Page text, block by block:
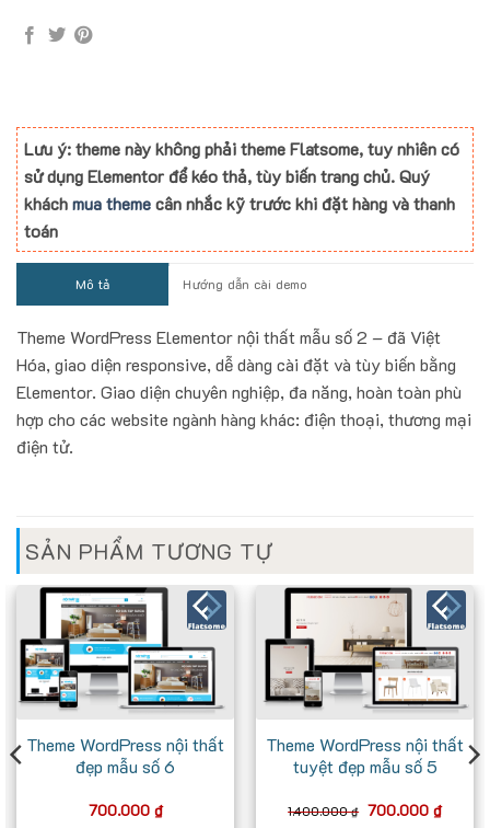
Lưu ý: theme này không phải theme Flatsome, tuy nhiên có
sử dụng Elementor để kéo thả, tùy biến trang chủ. Quý
kháchmua themecân nhắc kỹ trước khi đặt hàng và thanh
toán
Mô tả Hướng dẫn cài demo
Theme WordPress Elementor nội thất mẫu số 2 – đã Việt
Hóa, giao diện responsive, dễ dàng cài đặt và tùy biến bằng
Elementor. Giao diện chuyên nghiệp, đa năng, hoàn toàn phù
hợp cho các website ngành hàng khác: điện thoại, thương mại
điện tử.
SẢN PHẨM TƯƠNG TỰ
Theme WordPress nội thất
đẹp mẫu số 6
700.000 ₫
Theme WordPress nội thất
tuyệt đẹp mẫu số 5
1.400.000₫ Giá
700.000 ₫Giá
hiện